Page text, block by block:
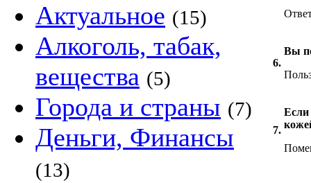
Актуальное (15)
Алкоголь, табак,
вещества (5)
Города и страны (7)
Деньги, Финансы
(13)
6.
Вы
7.
Если